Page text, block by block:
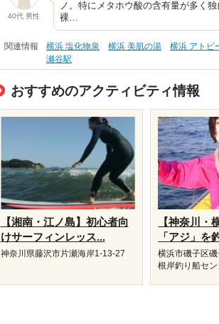
40代 男性
ノ。特にメタホウ酸の含有量が多く
裸…
関連情報 横浜 塩化物泉 横浜 美肌の湯 横浜 アトピ
瀬谷駅
おすすめのアクティビティ情報
【湘南・江ノ島】初心者向
けサーフィンレッス...
神奈川県藤沢市片瀬海岸1-13-27
【神奈川・
「アジ」を
横浜市磯子区
根岸釣り船セ